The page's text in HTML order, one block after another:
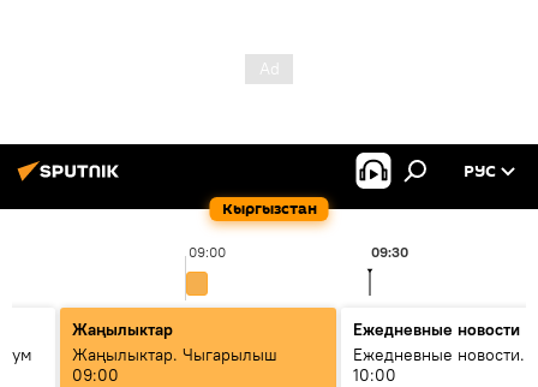
Кыргызстан
РУС
09:00 09:30
Жаңылыктар
Жаңылыктар. Чыгарылыш
09:00
Ежедневные новости
Ежедневные новости.
10:00